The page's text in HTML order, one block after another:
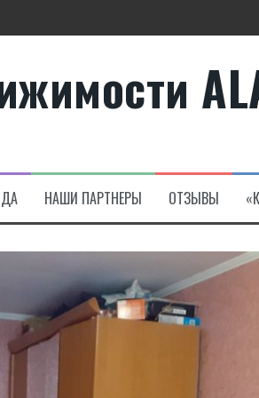
Алсанджаке
НАШИ ПАРТНЕРЫ ОТЗЫВЫ